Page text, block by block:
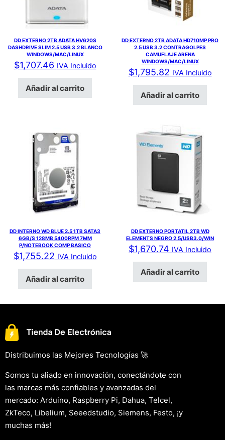
DD EXTERNO 2TB ADATA HV620S
DASHDRIVE SLIM 2.5 USB 3.2 BLANCO
WINDOWS/MAC/LINUX
$1,707.46 IVA Incluido
Añadir al carrito
DD EXTERNO 2TB ADATA HD710MP PRO
2.5 USB 3.2 CONTRAGOLPES
CAMUFLAJE ARENA
WINDOWS/MAC/LINUX
$1,795.82 IVA Incluido
Añadir al carrito
DD INTERNO WD BLUE 2.5 1TB SATA3
6GB/S 128MB 5400RPM 7MM
P/NOTEBOOK COMP BASICO
$1,755.22 IVA Incluido
Añadir al carrito
DD EXTERNO PORTATIL 2TB WD
ELEMENTS NEGRO 2.5/USB3.0/WIN
$1,670.74 IVA Incluido
Añadir al carrito
Distribuimos las Mejores Tecnologías 🚀
Somos tu aliado en innovación, conectándote con
las marcas más confiables y avanzadas del
mercado: Arduino, Raspberry Pi, Dahua, Telcel,
ZkTeco, Libelium, Seeedstudio, Siemens, Festo, ¡y
muchas más!